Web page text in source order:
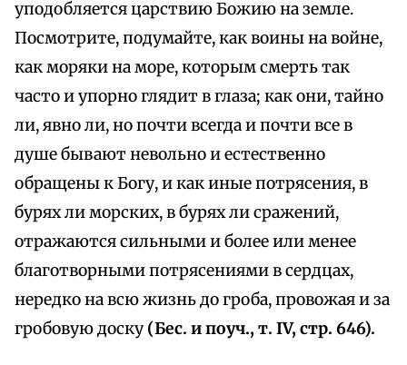
уподобляется царствию Божию на земле.
Посмотрите, подумайте, как воины на войне,
как моряки на море, которым смерть так
часто и упорно глядит в глаза; как они, тайно
ли, явно ли, но почти всегда и почти все в
душе бывают невольно и естественно
обращены к Богу, и как иные потрясения, в
бурях ли морских, в бурях ли сражений,
отражаются сильными и более или менее
благотворными потрясениями в сердцах,
нередко на всю жизнь до гроба, провожая и за
гробовую доску(Бес. и поуч., т. IV, стр. 646).